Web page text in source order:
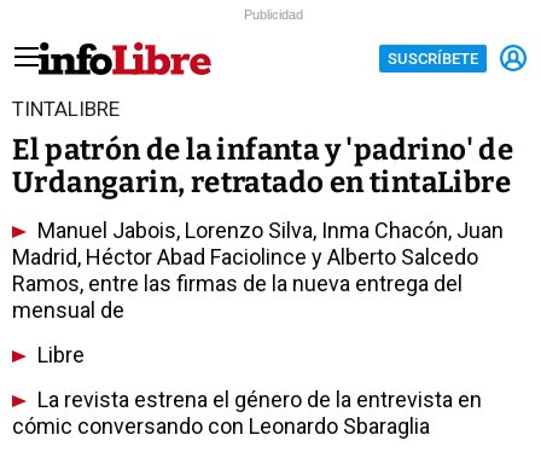
Publicidad
SUSCRÍBETE
TINTALIBRE
El patrón de la infanta y 'padrino' de
Urdangarin, retratado en tintaLibre
Manuel Jabois, Lorenzo Silva, Inma Chacón, Juan
Madrid, Héctor Abad Faciolince y Alberto Salcedo
Ramos, entre las firmas de la nueva entrega del
mensual de
Libre
La revista estrena el género de la entrevista en
cómic conversando con Leonardo Sbaraglia